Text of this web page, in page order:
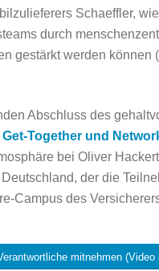
Schaeffler, wie
durch
gestärkt werden können
Abschluss des
Get-Together und
bei Oliver
der die
Campus des
mitnehmen (Video